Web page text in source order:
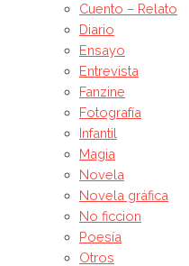
Cuento – Relato
Diario
Ensayo
Entrevista
Fanzine
Fotografía
Infantil
Magia
Novela
Novela gráfica
No ficcion
Poesía
Otros